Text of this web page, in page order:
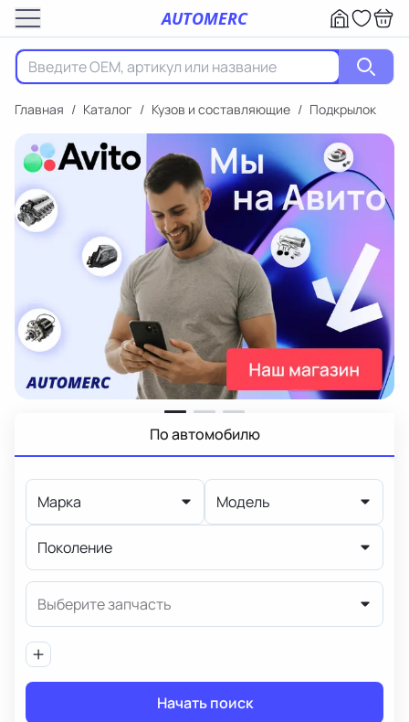
AUTOMERC
Главная / Каталог / Кузов и составляющие / Подкрылок
По автомобилю
Марка Модель
Поколение
Выберите запчасть
Начать поиск